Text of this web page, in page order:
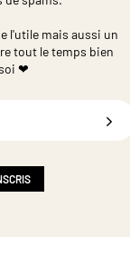
l'utile mais aussi un
tout le temps bien
❤